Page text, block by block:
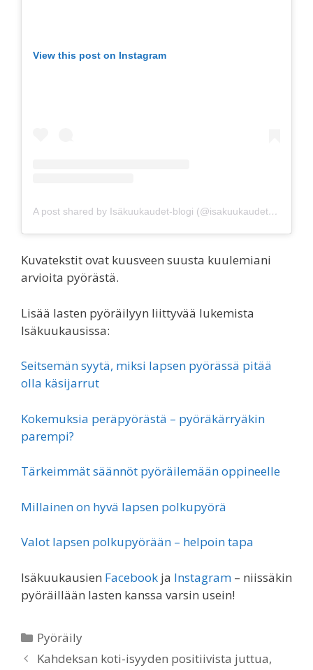
View this post on Instagram
A post shared by Isäkuukaudet-blogi (@isakuukaudet)on
Kuvatekstit ovat kuusveen suusta kuulemiani
arvioita pyörästä.
Lisää lasten pyöräilyyn liittyvää lukemista
Isäkuukausissa:
Seitsemän syytä, miksi lapsen pyörässä pitää
olla käsijarrut
Kokemuksia peräpyörästä – pyöräkärryäkin
parempi?
Tärkeimmät säännöt pyöräilemään oppineelle
Millainen on hyvä lapsen polkupyörä
Valot lapsen polkupyörään – helpoin tapa
Isäkuukausien Facebook ja Instagram – niissäkin
pyöräillään lasten kanssa varsin usein!
Categories
Pyöräily
Kahdeksan koti-isyyden positiivista juttua,